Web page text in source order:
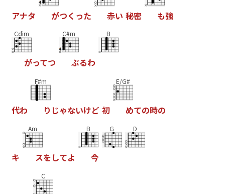
アナタ がつく った 赤い 秘密 も強
Cdim
がってつ
C#m
ぶるわ
B
代わ
F#m
り じゃないけど 初
E/G#
めての時の
キ
Am
スをしてよ
B
今
G D
C